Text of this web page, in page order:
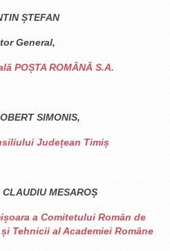
ȘTEFAN
General,
POȘTA ROMÂNĂ S.A.
SIMONIS,
Județean Timiș
MESAROȘ
a Comitetului Român de
Tehnicii al Academiei Române